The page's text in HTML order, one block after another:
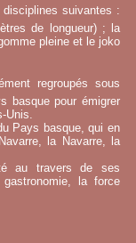
suivantes :
de longueur) ; la
pleine et le joko
regroupés sous
basque pour émigrer
Unis.
Pays basque, qui en
la Navarre, la
au travers de ses
la force